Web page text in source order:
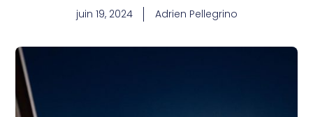
juin 19, 2024 Adrien Pellegrino